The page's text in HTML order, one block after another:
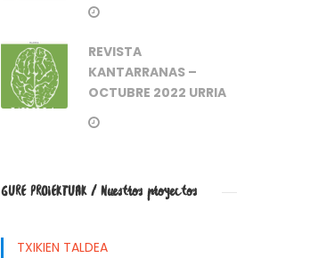
REVISTA
KANTARRANAS –
OCTUBRE 2022 URRIA
GURE PROIEKTUAK / Nuestros proyectos
TXIKIEN TALDEA